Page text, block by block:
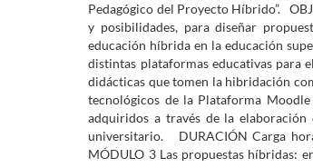
Pedagógico del Proyecto Híbrido”.
y posibilidades, para diseñar
educación híbrida en la educación
distintas plataformas educativas para
didácticas que tomen la hibridación
tecnológicos de la Plataforma
adquiridos a través de la
universitario. DURACIÓN Carga
MÓDULO 3 Las propuestas híbridas: